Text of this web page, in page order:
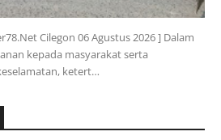
Cilegon 06 Agustus 2026 ] Dalam
kepada masyarakat serta
ketert…